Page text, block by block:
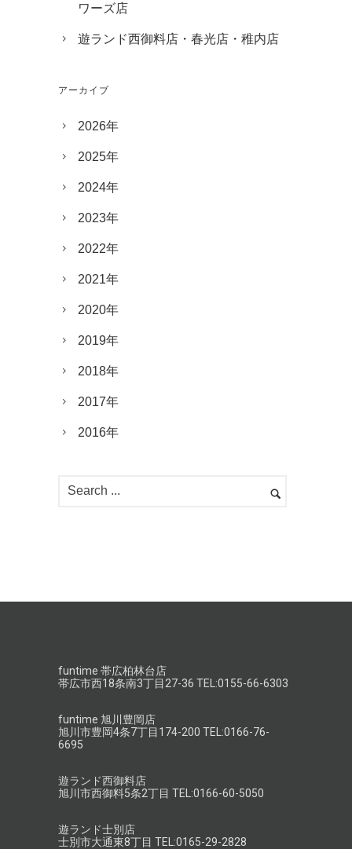
ワーズ店
遊ランド西御料店・春光店・稚内店
アーカイブ
2026年
2025年
2024年
2023年
2022年
2021年
2020年
2019年
2018年
2017年
2016年
funtime 帯広柏林台店
帯広市西18条南3丁目27-36 TEL:0155-66-6303
funtime 旭川豊岡店
旭川市豊岡4条7丁目174-200 TEL:0166-76-
6695
遊ランド西御料店
旭川市西御料5条2丁目 TEL:0166-60-5050
遊ランド士別店
士別市大通東8丁目 TEL:0165-29-2828